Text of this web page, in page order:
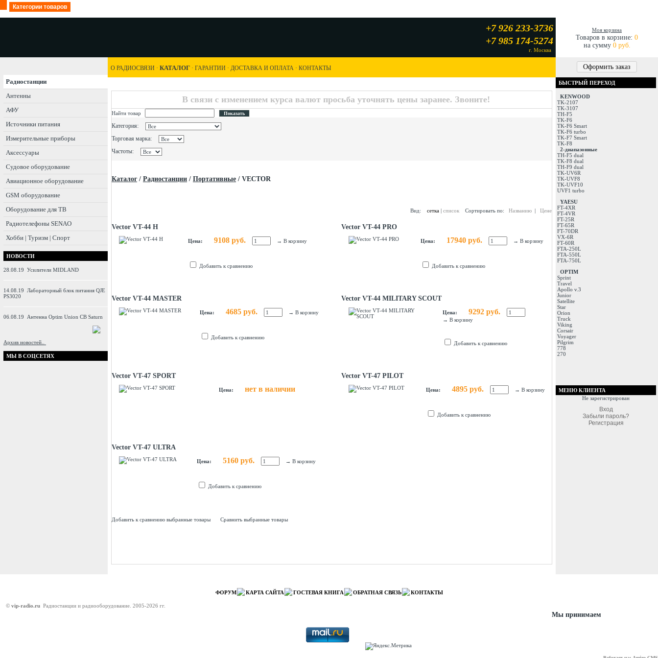
Категории товаров
+7 926 233-3736
+7 985 174-5274
г. Москва
Моя корзина
Товаров в корзине: 0
на сумму 0 руб.
Оформить заказ
Радиостанции
Антенны
АФУ
Источники питания
Измерительные приборы
Аксессуары
Судовое оборудование
Авиационное оборудование
GSM оборудование
Оборудование для ТВ
Радиотелефоны SENAO
Хобби | Туризм | Спорт
НОВОСТИ
28.08.19 Усилители MIDLAND
14.08.19 Лабораторный блок питания QJE
PS3020
06.08.19 Антенна Optim Union CB Saturn
Архив новостей..
МЫ В СОЦСЕТЯХ
О РАДИОСВЯЗИ · КАТАЛОГ · ГАРАНТИИ · ДОСТАВКА И ОПЛАТА · КОНТАКТЫ
В связи с изменением курса валют просьба уточнять цены заранее. Звоните!
Найти товар
Категория:
Торговая марка:
Частоты:
Каталог / Радиостанции / Портативные / VECTOR
Вид: сетка | список Сортировать по: Названию | Цене
Vector VT-44 H
Цена: 9108 руб. → В корзину
Добавить к сравнению
Vector VT-44 PRO
Цена: 17940 руб. → В корзину
Добавить к сравнению
Vector VT-44 MASTER
Цена: 4685 руб. → В корзину
Добавить к сравнению
Vector VT-44 MILITARY SCOUT
Цена: 9292 руб.
→ В корзину
Добавить к сравнению
Vector VT-47 SPORT
Цена: нет в наличии
Vector VT-47 PILOT
Цена: 4895 руб. → В корзину
Добавить к сравнению
Vector VT-47 ULTRA
Цена: 5160 руб. → В корзину
Добавить к сравнению
Добавить к сравнению выбранные товары Сравнить выбранные товары
БЫСТРЫЙ ПЕРЕХОД
KENWOOD
TK-2107
TK-3107
TH-F5
TK-F6
TK-F6 Smart
TK-F6 turbo
TK-F7 Smart
TK-F8
2-диапазонные
TH-F5 dual
TK-F8 dual
TH-F9 dual
TK-UV6R
TK-UVF8
TK-UVF10
UVF1 turbo
YAESU
FT-4XR
FT-4VR
FT-25R
FT-65R
FT-70DR
VX-6R
FT-60R
FTA-250L
FTA-550L
FTA-750L
OPTIM
Sprint
Travel
Apollo v.3
Junior
Satellite
Star
Orion
Truck
Viking
Corsair
Voyager
Pilgrim
778
270
МЕНЮ КЛИЕНТА
Не зарегистрирован
Вход
Забыли пароль?
Регистрация
ФОРУМ КАРТА САЙТА ГОСТЕВАЯ КНИГА ОБРАТНАЯ СВЯЗЬ КОНТАКТЫ
© vip-radio.ru Радиостанции и радиооборудование. 2005-2026 гг.
Мы принимаем